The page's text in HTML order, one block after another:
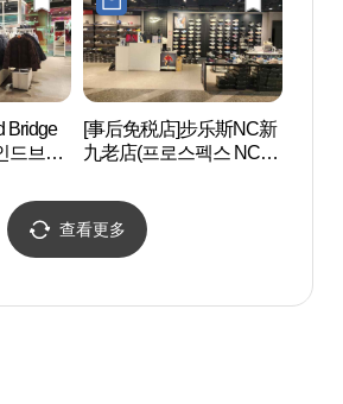
Bridge
드브릿
[事后免税店]步乐斯NC新
九老店(프로스펙스 NC 신
查看更多